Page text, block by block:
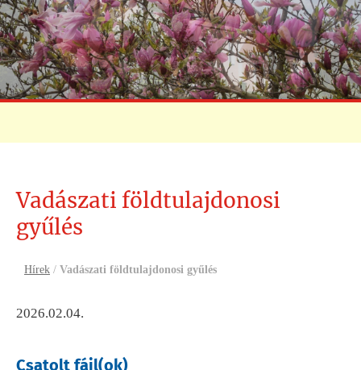
Vadászati földtulajdonosi
gyűlés
Hírek / Vadászati földtulajdonosi gyűlés
2026.02.04.
Csatolt fájl(ok)